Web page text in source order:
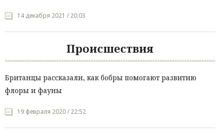
14 декабря 2021 / 20:03
Происшествия
Британцы рассказали, как бобры помогают развитию
флоры и фауны
19 февраля 2020 / 22:52